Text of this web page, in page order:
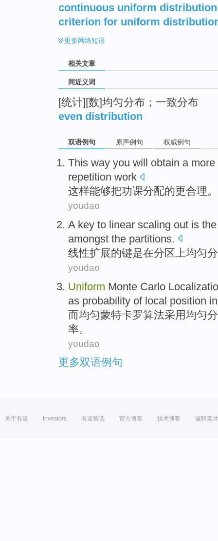
continuous uniform distribution
criterion for uniform
更多网络短语
相关文章
同近义词
[统计][数]均匀分布；一致分布
even distribution
双语例句 原声例句 权威例句
This way you will obtain a more
repetition work
这样能够把功课分配的更合理。
youdao
A key to linear scaling out is
amongst the partitions.
线性扩展的键是在分区 上均匀
youdao
Uniform Monte Carlo
as probability oflocal position
而均匀蒙特卡罗算法采用均匀
率。
youdao
更多双语例句
关于有道 Investors 有道智选 官方博客 技术博客 诚聘英才